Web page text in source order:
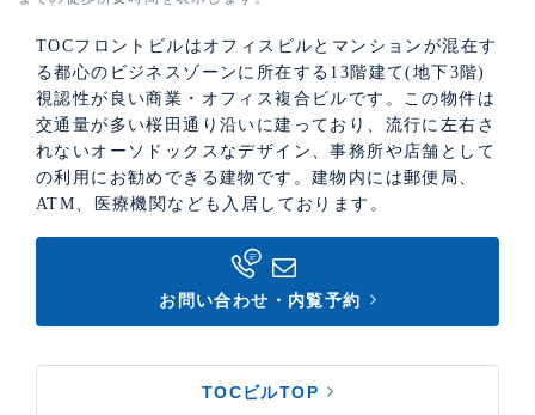
TOCフロントビルはオフィスビルとマンションが混在す
る都心のビジネスゾーンに所在する13階建て(地下3階)
視認性が良い商業・オフィス複合ビルです。この物件は
交通量が多い桜田通り沿いに建っており、流行に左右さ
れないオーソドックスなデザイン、事務所や店舗として
の利用にお勧めできる建物です。建物内には郵便局、
ATM、医療機関なども入居しております。
お問い合わせ・内覧予約
TOCビルTOP